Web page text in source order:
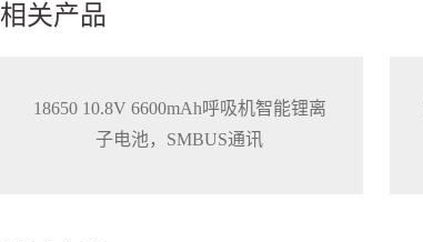
相关产品
18650 10.8V 6600mAh呼吸机智能锂离
子电池，SMBUS通讯